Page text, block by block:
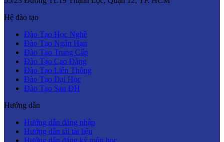
Hệ đào tạo
Đào Tạo Học Nghề
Đào Tạo Ngắn Hạn
Đào Tạo Trung Cấp
Đào Tạo Cao Đẳng
Đào Tạo Liên Thông
Đào Tạo Đại Học
Đào Tạo Sau ĐH
Hướng dẫn
Hướng dẫn đăng nhập
Hướng dẫn tải tài liệu
Hướng dẫn đăng ký môn học